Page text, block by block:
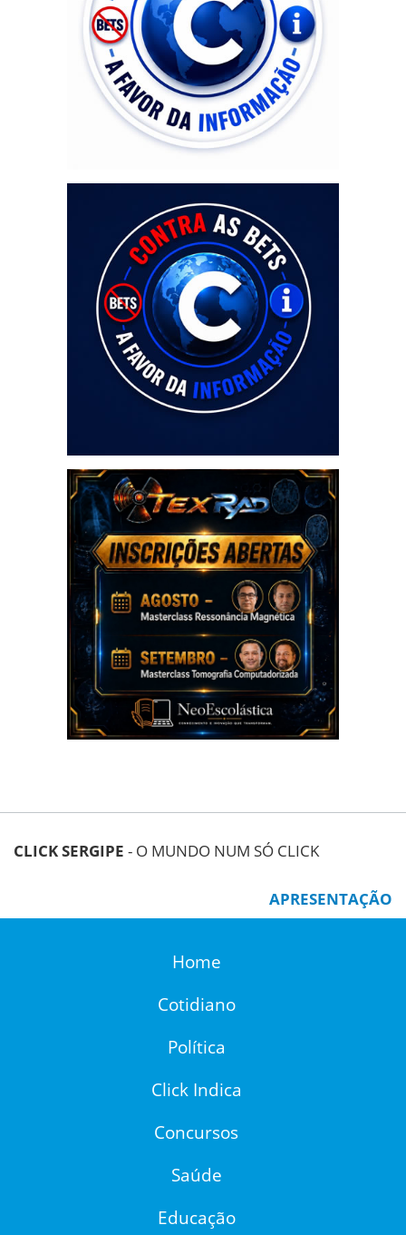
CLICK SERGIPE - O MUNDO NUM SÓ CLICK
APRESENTAÇÃO
Home
Cotidiano
Política
Click Indica
Concursos
Saúde
Educação